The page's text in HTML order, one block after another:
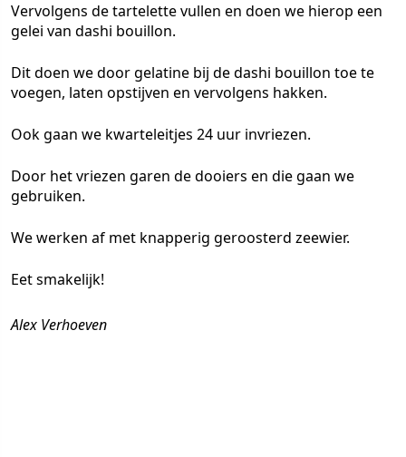
Vervolgens de tartelette vullen en doen we hierop een
gelei van dashi bouillon.
Dit doen we door gelatine bij de dashi bouillon toe te
voegen, laten opstijven en vervolgens hakken.
Ook gaan we kwarteleitjes 24 uur invriezen.
Door het vriezen garen de dooiers en die gaan we
gebruiken.
We werken af met knapperig geroosterd zeewier.
Eet smakelijk!
Alex Verhoeven